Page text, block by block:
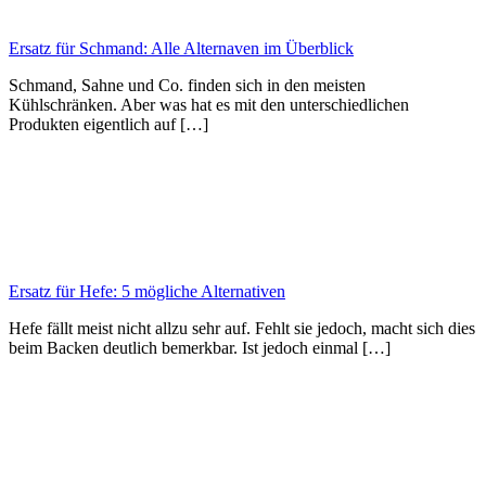
Ersatz für Schmand: Alle Alternaven im Überblick
Schmand, Sahne und Co. finden sich in den meisten
Kühlschränken. Aber was hat es mit den unterschiedlichen
Produkten eigentlich auf […]
Ersatz für Hefe: 5 mögliche Alternativen
Hefe fällt meist nicht allzu sehr auf. Fehlt sie jedoch, macht sich dies
beim Backen deutlich bemerkbar. Ist jedoch einmal […]